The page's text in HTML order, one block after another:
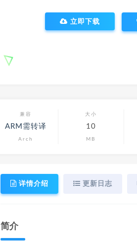
立即下载
兼容
ARM需转译
Arch
大小
10
MB
详情介绍 更新日志
简介